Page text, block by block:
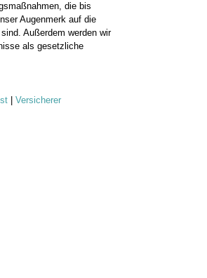
die bis
Augenmerk auf die
Außerdem werden wir
als gesetzliche
| Versicherer